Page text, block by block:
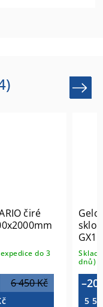
VARIO čiré
1300x2000mm
(expedice do 3
6 900 Kč
–20 %
5 520 Kč
Next